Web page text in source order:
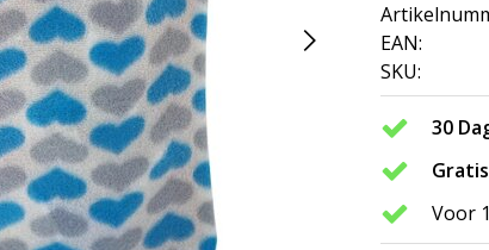
EAN:
SKU:
30
Gratis
Voor